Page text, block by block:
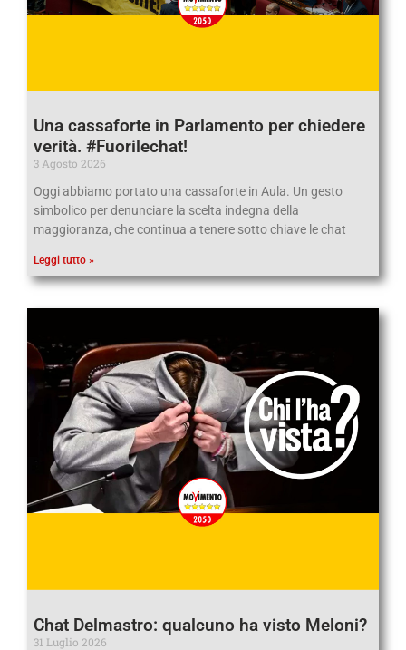
Una cassaforte in Parlamento per chiedere
verità. #Fuorilechat!
3 Agosto 2026
Oggi abbiamo portato una cassaforte in Aula. Un gesto
simbolico per denunciare la scelta indegna della
maggioranza, che continua a tenere sotto chiave le chat
Leggi tutto »
Chat Delmastro: qualcuno ha visto Meloni?
31 Luglio 2026